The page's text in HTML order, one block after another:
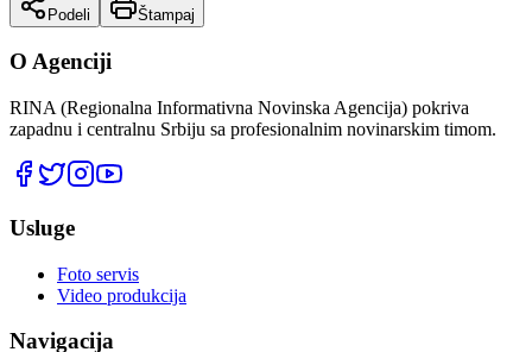
Podeli Štampaj
O Agenciji
RINA (Regionalna Informativna Novinska Agencija) pokriva
zapadnu i centralnu Srbiju sa profesionalnim novinarskim timom.
Usluge
Foto servis
Video produkcija
Navigacija